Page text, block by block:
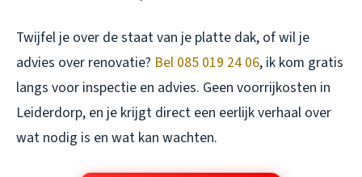
Twijfel je over de staat van je platte dak, of wil je
advies over renovatie? Bel 085 019 24 06, ik kom gratis
langs voor inspectie en advies. Geen voorrijkosten in
Leiderdorp, en je krijgt direct een eerlijk verhaal over
wat nodig is en wat kan wachten.